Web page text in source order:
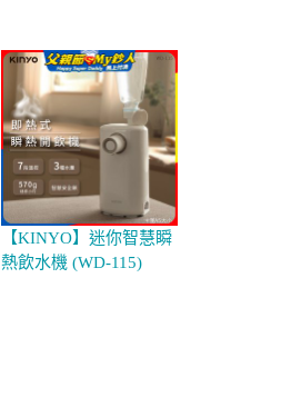
【KINYO】迷你智慧瞬
熱飲水機 (WD-115)